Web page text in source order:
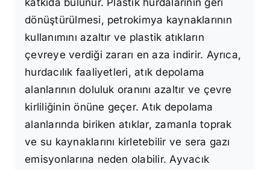
katkıda bulunur. Plastik hurdalarının geri
dönüştürülmesi, petrokimya kaynaklarının
kullanımını azaltır ve plastik atıkların
çevreye verdiği zararı en aza indirir. Ayrıca,
hurdacılık faaliyetleri, atık depolama
alanlarının doluluk oranını azaltır ve çevre
kirliliğinin önüne geçer. Atık depolama
alanlarında biriken atıklar, zamanla toprak
ve su kaynaklarını kirletebilir ve sera gazı
emisyonlarına neden olabilir. Ayvacık